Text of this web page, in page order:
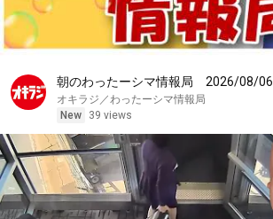
朝のわったーシマ情報局 2026/08/06
オキラジ／わったーシマ情報局
New
39 views